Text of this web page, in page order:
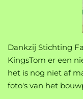
Dankzij Stichting
KingsTom er een
het is nog niet af
foto's van het